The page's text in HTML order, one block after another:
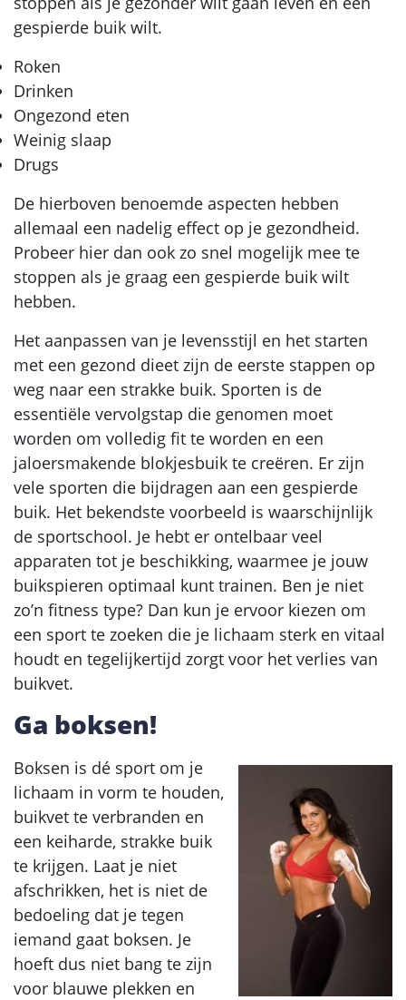
gespierde buik wilt.
Roken
Drinken
Ongezond eten
Weinig slaap
Drugs
De hierboven benoemde aspecten hebben
allemaal een nadelig effect op je gezondheid.
Probeer hier dan ook zo snel mogelijk mee te
stoppen als je graag een gespierde buik wilt
hebben.
Het aanpassen van je levensstijl en het starten
met een gezond dieet zijn de eerste stappen op
weg naar een strakke buik. Sporten is de
essentiële vervolgstap die genomen moet
worden om volledig fit te worden en een
jaloersmakende blokjesbuik te creëren. Er zijn
vele sporten die bijdragen aan een gespierde
buik. Het bekendste voorbeeld is waarschijnlijk
de sportschool. Je hebt er ontelbaar veel
apparaten tot je beschikking, waarmee je jouw
buikspieren optimaal kunt trainen. Ben je niet
zo’n fitness type? Dan kun je ervoor kiezen om
een sport te zoeken die je lichaam sterk en vitaal
houdt en tegelijkertijd zorgt voor het verlies van
buikvet.
Ga boksen!
Boksen is dé sport om je
lichaam in vorm te houden,
buikvet te verbranden en
een keiharde, strakke buik
te krijgen. Laat je niet
afschrikken, het is niet de
bedoeling dat je tegen
iemand gaat boksen. Je
hoeft dus niet bang te zijn
voor blauwe plekken en